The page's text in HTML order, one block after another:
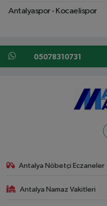
Antalyaspor - Kocaelispor
05078310731
Antalya Nöbetçi Eczaneler
Antalya Namaz Vakitleri